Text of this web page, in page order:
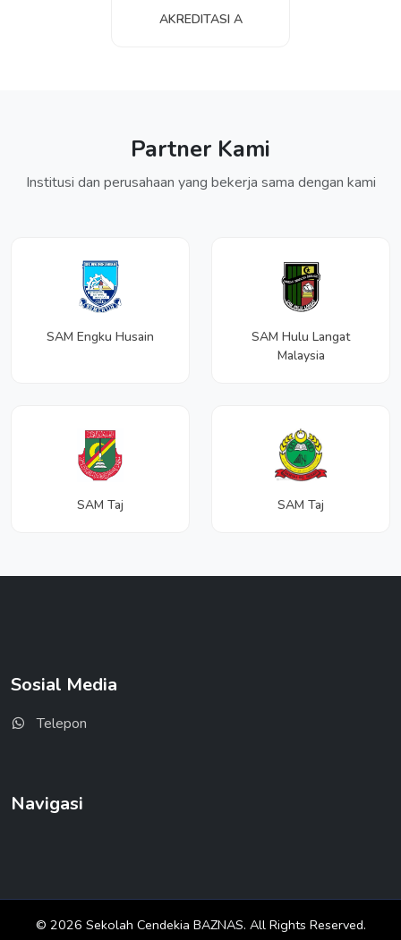
AKREDITASI A
Partner Kami
Institusi dan perusahaan yang bekerja sama dengan kami
SAM Engku Husain
SAM Hulu Langat
Malaysia
SAM Taj SAM Taj
Sosial Media
Telepon
Navigasi
© 2026 Sekolah Cendekia BAZNAS. All Rights Reserved.